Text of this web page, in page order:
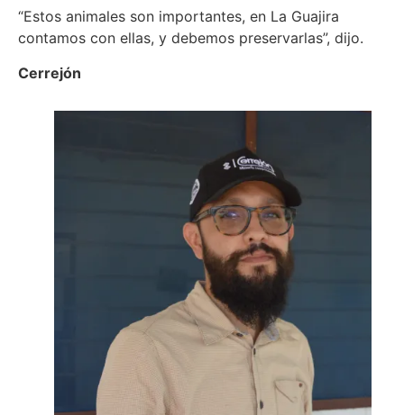
“Estos animales son importantes, en La Guajira
contamos con ellas, y debemos preservarlas”, dijo.
Cerrejón